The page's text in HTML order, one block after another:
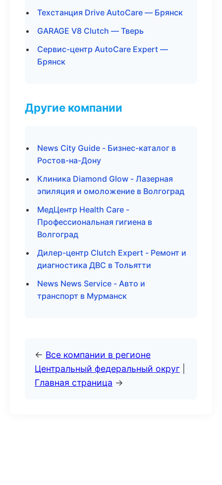
Техстанция Drive AutoCare — Брянск
GARAGE V8 Clutch — Тверь
Сервис-центр AutoCare Expert —
Брянск
Другие компании
News City Guide - Бизнес-каталог в
Ростов-на-Дону
Клиника Diamond Glow - Лазерная
эпиляция и омоложение в Волгоград
МедЦентр Health Care -
Профессиональная гигиена в
Волгоград
Дилер-центр Clutch Expert - Ремонт и
диагностика ДВС в Тольятти
News News Service - Авто и
транспорт в Мурманск
← Все компании в регионе
Центральный федеральный округ
Главная страница →